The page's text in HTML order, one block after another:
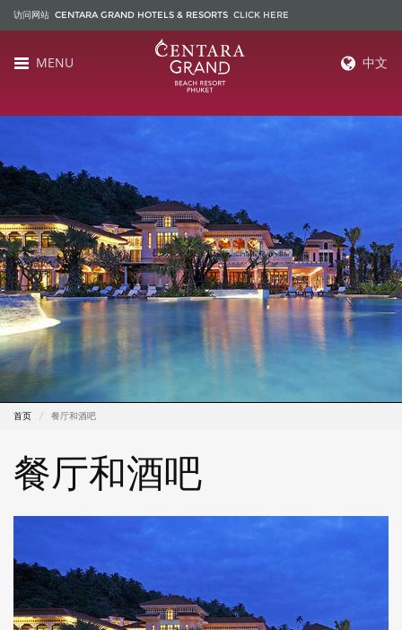
访问网站 CENTARA GRAND HOTELS & RESORTS CLICK HERE
MENU 中文
首页 餐厅和酒吧
餐厅和酒吧